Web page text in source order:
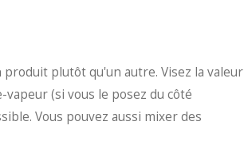
plutôt qu'un autre. Visez la valeur
(si vous le posez du côté
Vous pouvez aussi mixer des